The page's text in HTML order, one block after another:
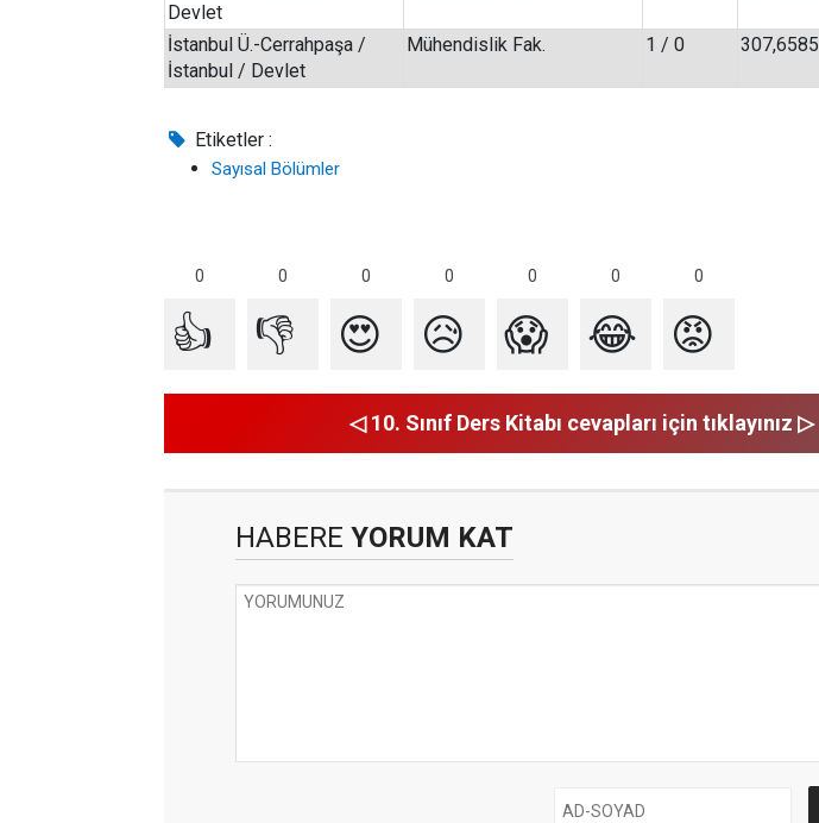
Devlet
İstanbul Ü.-Cerrahpaşa /
İstanbul / Devlet
Mühendislik Fak. 1 / 0 307,6585
Etiketler :
Sayısal Bölümler
0 0 0 0 0 0 0
👍 👎 😍 😥 😱 😂 😡
◁ 10. Sınıf Ders Kitabı cevapları için tıklayınız ▷
HABERE YORUM KAT